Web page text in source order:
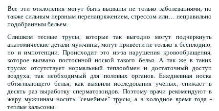
Все эти отклонения могут быть вызваны не только заболеваниями, но
также сильным нервным перенапряжением, стрессом или… неправильно
подобранным бельем.
Слишком тесные трусы, которые так выгодно могут подчеркнуть
анатомические детали мужчины, могут привести не только к бесплодию,
но и импотенции. Происходит это из-за нарушения кровообращения,
которое вызвано постоянной ноской такого белья. А так же в таких
трусах отсутствует нормальный теплообмен и достаточный доступ
воздуха, так необходимый для половых органов. Ежедневная носка
обтягивающего белья, как выявили исследования ученых, снижает в
десять раз выработку сперматозоидов. Поэтому врачи рекомендуют в
жару мужчинам носить "семейные" трусы, а в холодное время года -
теплые кальсоны.